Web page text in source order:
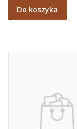
Do koszyka